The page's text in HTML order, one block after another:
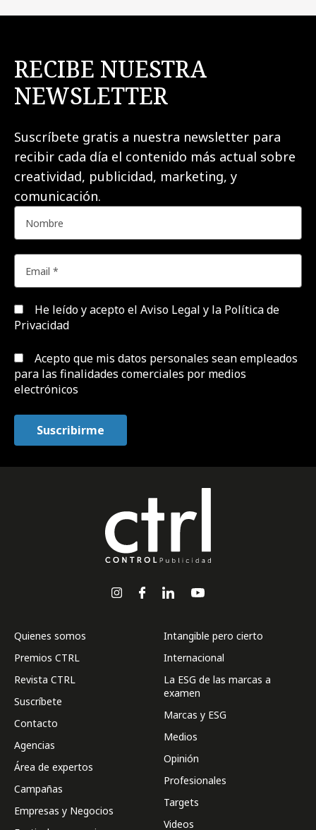
RECIBE NUESTRA
NEWSLETTER
Suscríbete gratis a nuestra newsletter para
recibir cada día el contenido más actual sobre
creatividad, publicidad, marketing, y
comunicación.
He leído y acepto el Aviso Legal y la Política de
Privacidad
Acepto que mis datos personales sean empleados
para las finalidades comerciales por medios
electrónicos
Quienes somos
Premios CTRL
Revista CTRL
Suscríbete
Contacto
Agencias
Área de expertos
Campañas
Empresas y Negocios
Intangible pero cierto
Internacional
La ESG de las marcas a
examen
Marcas y ESG
Medios
Opinión
Profesionales
Targets
Videos